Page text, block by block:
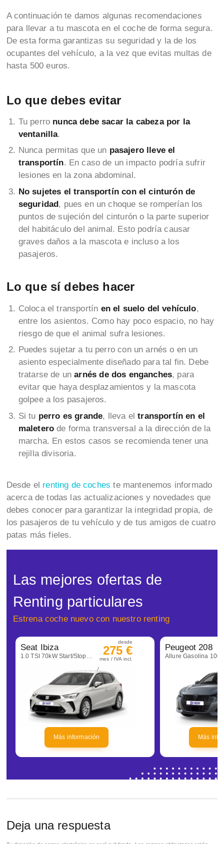
A continuación te damos algunas recomendaciones
para llevar a tu mascota en el coche de forma segura.
De esta forma garantizas su seguridad y la de los
ocupantes del vehículo, a la vez que evitas multas de
hasta 500 euros.
Lo que debes evitar
Tu perro nunca debe sacar la cabeza por la
ventanilla.
Nunca permitas que un pasajero lleve el
transportín. En caso de un impacto podría sufrir
lesiones en la zona abdominal.
No sujetes el transportín con el cinturón de
seguridad, pues en un choque se romperían los
puntos de sujeción del cinturón o la parte superior
del habitáculo del animal. Esto podría causar
graves daños a la mascota e incluso a los
pasajeros.
Lo que sí debes hacer
Coloca el transportín en el suelo del vehículo,
entre los asientos. Como hay poco espacio, no hay
riesgo de que el animal sufra lesiones.
Puedes sujetar a tu perro con un arnés o en un
asiento especialmente diseñado para tal fin. Debe
tratarse de unarnés de dos enganches, para
evitar que haya desplazamientos y la mascota
golpee a los pasajeros.
Si tu perro es grande, lleva eltransportín en el
maletero de forma transversal a la dirección de la
marcha. En estos casos se recomienda tener una
rejilla divisoria.
Desde el renting de coches te mantenemos informado
acerca de todas las actualizaciones y novedades que
debes conocer para garantizar la integridad propia, de
los pasajeros de tu vehículo y de tus amigos de cuatro
patas más fieles.
Las mejores ofertas de
Renting particulares
Estrena coche nuevo con nuestro renting
Seat Ibiza
1.0 TSI 70kW Start/Stop Style+
desde
275 €
mes / IVA incl.
Más información
Peugeot 208
Más
Deja una respuesta